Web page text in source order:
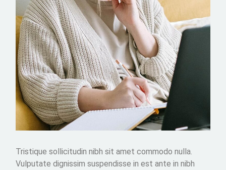
Tristique sollicitudin nibh sit amet commodo nulla.
Vulputate dignissim suspendisse in est ante in nibh